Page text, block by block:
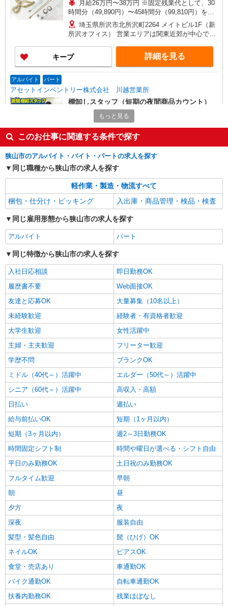
月給26万円〜38万円 ※固定残業代として、30
時間分（49,890円）〜45時間分（99,810円）を含
む ※超過分は別途支給 ※経験・スキルを考慮し優
遇 ※試用期間3ヶ月同条件
埼玉県所沢市北所沢町2264 メイトビル1F（新
所沢オフィス） 営業エリアは関東近郊が中心です
頻度は月に数日程度で、宿泊を伴う場合もありま
す。 普段はお客様先へ直行直帰となり、本社への
出勤は月1回程度です。
キープ 詳細を見る
アルバイト パート
アセットインベントリー株式会社 川越営業所
棚卸しスタッフ（短期の夜間商品カウント）
時給1,200円（22時以降は時給1,500円） ※7〜
9月の特別時給です！ ★初めてお仕事始める方に
出勤インセンティブあり！ 初日出勤日と出勤5日
目に各5,000円支給♪（規定有） ＼日払いOK／ 急
な出費の時も安心♪ 働いた分を給料日前に受け取
れます！
埼玉県川越市、所沢市、狭山市、坂戸市、及び
その周辺 ※基本直行直帰 ※日によって店舗は異な
ります。 ※場所により社用車送迎あり
キープ
ランスタッド株式会社 所沢支店（所沢事業所）/FTRZ115204
仕分け・ピッキング・梱包
×21日勤務の場合＋残業代、交通費別途支給 ※交
通費実費支給／当社規定あり。
詳細を見る
アルバイト パート
株式会社バイトレ（ADM819401GT16）
【迷ったらコレ】箱に入れるだけ♪モクモク軽
作業スタッフ
時給1364円〜時給1600円（就業先により異な
埼玉県狭山市
キープ 詳細を見る
派遣社員
ランスタッド株式会社 所沢支店（所沢事業所）/FTRZ115288
仕分け・ピッキング・梱包
時給1350円 月収例:198450円＝1350円×7時間
×21日勤務の場合＋残業代、交通費別途支給 ※交
通費実費支給／当社規定あり。
埼玉県狭山市上広瀬 入間市駅から車10分
キープ 詳細を見る
派遣社員
ランスタッド株式会社 所沢支店（所沢事業所）/FTRZ115270
仕分け・ピッキング・梱包
時給1400円 月収例:235200円＝1400円×8時間
×21日勤務の場合＋残業代、交通費別途支給 ※交
通費実費支給／当社規定あり。
埼玉県狭山市柏原 狭山市駅から車10分
キープ 詳細を見る
もっと見る
このお仕事に関連する条件で探す
狭山市のアルバイト・バイト・パートの求人を探す
同じ職種から狭山市の求人を探す
軽作業・製造・物流すべて
梱包・仕分け・ピッキング
入出庫・商品管理・検品・検査
同じ雇用形態から狭山市の求人を探す
アルバイト パート
同じ特徴から狭山市の求人を探す
入社日応相談
即日勤務OK
履歴書不要
Web面接OK
友達と応募OK
大量募集（10名以上）
未経験歓迎
経験者・有資格者歓迎
大学生歓迎
女性活躍中
主婦・主夫歓迎
フリーター歓迎
学歴不問
ブランクOK
ミドル（40代～）活躍中
エルダー（50代～）活躍中
シニア（60代～）活躍中
高収入・高額
日払い
週払い
給与前払いOK
短期（1ヶ月以内）
短期（3ヶ月以内）
週2～3日勤務OK
時間固定シフト制
時間や曜日が選べる・シフト自由
平日のみ勤務OK
土日祝のみ勤務OK
フルタイム歓迎
早朝
朝
昼
夕方
夜
深夜
服装自由
髪型・髪色自由
髭（ひげ）OK
ネイルOK
ピアスOK
食堂・売店あり
車通勤OK
バイク通勤OK
自転車通勤OK
扶養内勤務OK
残業ほぼなし